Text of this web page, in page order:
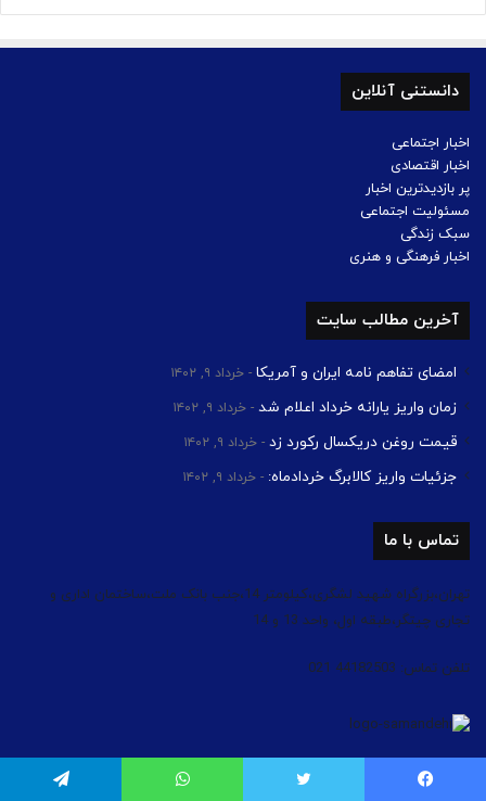
دانستنی آنلاین
اخبار اجتماعی
اخبار اقتصادی
پر بازدیدترین اخبار
مسئولیت اجتماعی
سبک زندگی
اخبار فرهنگی و هنری
آخرین مطالب سایت
امضای تفاهم نامه ایران و آمریکا خرداد ۹, ۱۴۰۲
زمان واریز یارانه خرداد اعلام شد خرداد ۹, ۱۴۰۲
قیمت روغن دریکسال رکورد زد خرداد ۹, ۱۴۰۲
جزئیات واریز کالابرگ خردادماه: خرداد ۹, ۱۴۰۲
تماس با ما
تهران،بزرگراه شهید لشگری،کیلومتر 14،جنب بانک ملت،ساختمان اداری و
تجاری چیتگر،طبقه اول، واحد 13 و 14
تلفن تماس: 44182503 021